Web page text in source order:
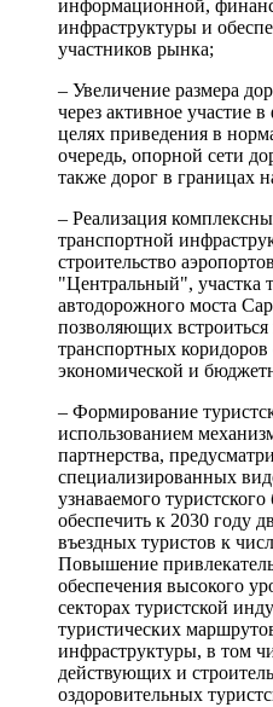
информационной,
инфраструктуры и
участников рынка;
– Увеличение размера
через активное участие
целях приведения в
очередь, опорной сети
также дорог в границах
– Реализация
транспортной
строительство
"Центральный", участка
автодорожного моста
позволяющих
транспортных
экономической и
– Формирование
использованием
партнерства,
специализированных
узнаваемого
обеспечить к 2030 году
въездных туристов к
Повышение
обеспечения высокого
секторах туристской
туристических
инфраструктуры, в том
действующих и
оздоровительных